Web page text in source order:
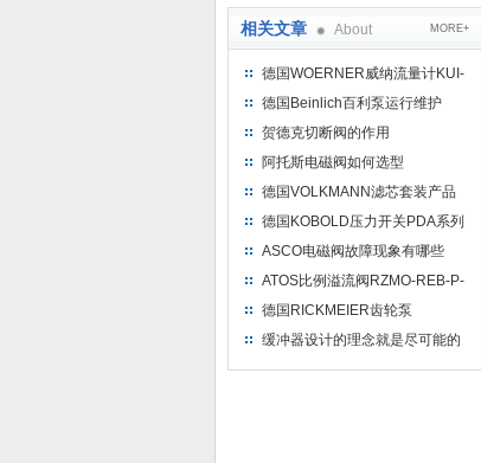
相关文章 About MORE+
德国WOERNER威纳流量计KUI-
A系列结构与功能详解
德国Beinlich百利泵运行维护​
贺德克切断阀的作用
阿托斯电磁阀如何选型
德国VOLKMANN滤芯套装产品
介绍简介
德国KOBOLD压力开关PDA系列
特点及用途
ASCO电磁阀故障现象有哪些
ATOS比例溢流阀RZMO-REB-P-
NP-030/315 10选型依据及特点
德国RICKMEIER齿轮泵
R65/200FL-Z-W-SAE3-R-P型号
缓冲器设计的理念就是尽可能的